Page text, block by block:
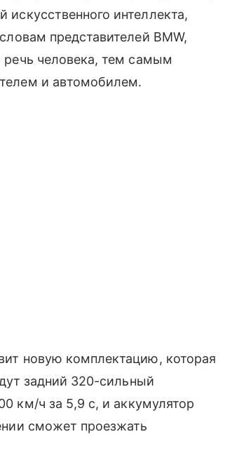
интеллекта,
представителей BMW,
речь человека, тем самым
и автомобилем.
новую комплектацию, которая
задний 320-сильный
км/ч за 5,9 с, и аккумулятор
сможет проезжать